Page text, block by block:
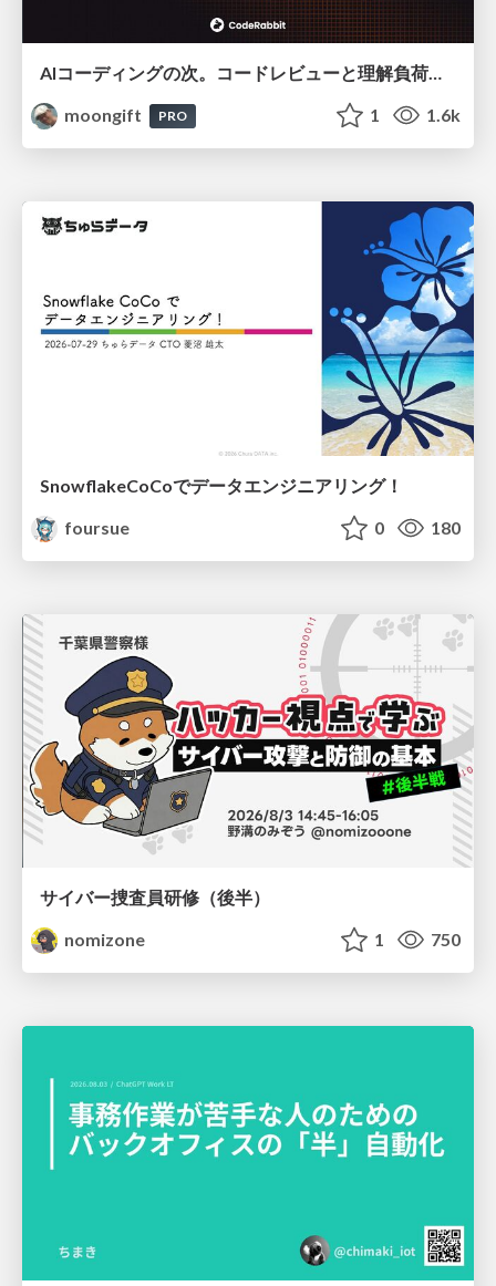
AIコーディングの次。コードレビューと理解負荷を解消して組織の開発生産性を高める
moongift
PRO 1 1.6k
SnowflakeCoCoでデータエンジニアリング！
foursue
0 180
サイバー捜査員研修（後半）
nomizone
1 750